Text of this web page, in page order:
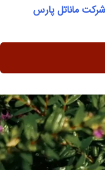
ماناتل پارس